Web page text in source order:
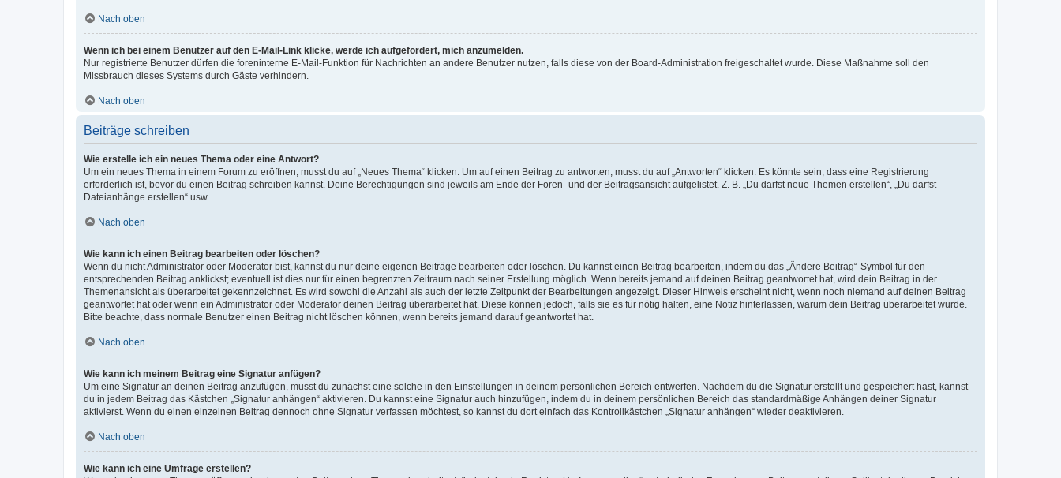
Nach oben
Wenn ich bei einem Benutzer auf den E-Mail-Link klicke, werde ich aufgefordert, mich anzumelden.
Nur registrierte Benutzer dürfen die foreninterne E-Mail-Funktion für Nachrichten an andere Benutzer nutzen, falls diese von der Board-Administration freigeschaltet wurde. Diese Maßnahme soll den
Missbrauch dieses Systems durch Gäste verhindern.
Nach oben
Beiträge schreiben
Wie erstelle ich ein neues Thema oder eine Antwort?
Um ein neues Thema in einem Forum zu eröffnen, musst du auf „Neues Thema“ klicken. Um auf einen Beitrag zu antworten, musst du auf „Antworten“ klicken. Es könnte sein, dass eine Registrierung
erforderlich ist, bevor du einen Beitrag schreiben kannst. Deine Berechtigungen sind jeweils am Ende der Foren- und der Beitragsansicht aufgelistet. Z. B. „Du darfst neue Themen erstellen“, „Du darfst
Dateianhänge erstellen“ usw.
Nach oben
Wie kann ich einen Beitrag bearbeiten oder löschen?
Wenn du nicht Administrator oder Moderator bist, kannst du nur deine eigenen Beiträge bearbeiten oder löschen. Du kannst einen Beitrag bearbeiten, indem du das „Ändere Beitrag“-Symbol für den
entsprechenden Beitrag anklickst; eventuell ist dies nur für einen begrenzten Zeitraum nach seiner Erstellung möglich. Wenn bereits jemand auf deinen Beitrag geantwortet hat, wird dein Beitrag in der
Themenansicht als überarbeitet gekennzeichnet. Es wird sowohl die Anzahl als auch der letzte Zeitpunkt der Bearbeitungen angezeigt. Dieser Hinweis erscheint nicht, wenn noch niemand auf deinen Beitrag
geantwortet hat oder wenn ein Administrator oder Moderator deinen Beitrag überarbeitet hat. Diese können jedoch, falls sie es für nötig halten, eine Notiz hinterlassen, warum dein Beitrag überarbeitet wurde.
Bitte beachte, dass normale Benutzer einen Beitrag nicht löschen können, wenn bereits jemand darauf geantwortet hat.
Nach oben
Wie kann ich meinem Beitrag eine Signatur anfügen?
Um eine Signatur an deinen Beitrag anzufügen, musst du zunächst eine solche in den Einstellungen in deinem persönlichen Bereich entwerfen. Nachdem du die Signatur erstellt und gespeichert hast, kannst
du in jedem Beitrag das Kästchen „Signatur anhängen“ aktivieren. Du kannst eine Signatur auch hinzufügen, indem du in deinem persönlichen Bereich das standardmäßige Anhängen deiner Signatur
aktivierst. Wenn du einen einzelnen Beitrag dennoch ohne Signatur verfassen möchtest, so kannst du dort einfach das Kontrollkästchen „Signatur anhängen“ wieder deaktivieren.
Nach oben
Wie kann ich eine Umfrage erstellen?